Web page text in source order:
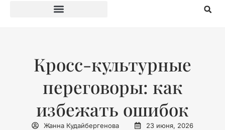
Кросс-культурные
переговоры: как
избежать ошибок
Жанна Кудайбергенова 23 июня, 2026